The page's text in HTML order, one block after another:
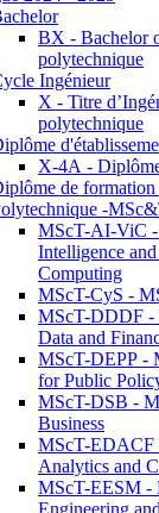
BX - Bachelor
polytechnique
Ingénieur
X - Titre
polytechnique
X-4A -
de
-
MScT-AI-ViC
Intelligence
Computing
MScT-CyS -
MScT-DDDF -
Data and
MScT-DEPP -
for Public
MScT-DSB -
Business
MScT-EDACF
Analytics and
MScT-EESM -
Engineering